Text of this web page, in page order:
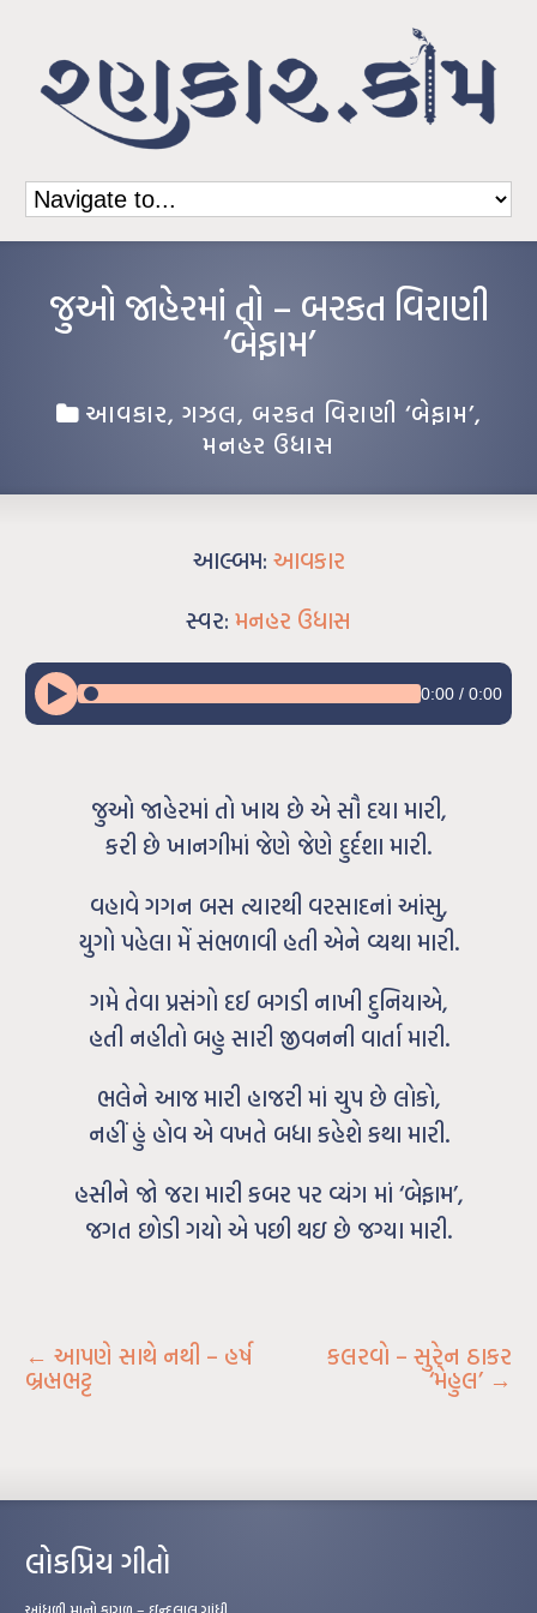
જુઓ જાહેરમાં તો – બરકત વિરાણી
‘બેફામ’
આવકાર, ગઝલ, બરકત વિરાણી ‘બેફામ’,
મનહર ઉધાસ
આલ્બમ: આવકાર
સ્વર: મનહર ઉધાસ
0:00/ 0:00
જુઓ જાહેરમાં તો ખાય છે એ સૌ દયા મારી,
કરી છે ખાનગીમાં જેણે જેણે દુર્દશા મારી.
વહાવે ગગન બસ ત્યારથી વરસાદનાં આંસુ,
યુગો પહેલા મેં સંભળાવી હતી એને વ્યથા મારી.
ગમે તેવા પ્રસંગો દઈ બગડી નાખી દુનિયાએ,
હતી નહીતો બહુ સારી જીવનની વાર્તા મારી.
ભલેને આજ મારી હાજરી માં ચુપ છે લોકો,
નહીં હું હોવ એ વખતે બધા કહેશે કથા મારી.
હસીને જો જરા મારી કબર પર વ્યંગ માં ‘બેફામ’,
જગત છોડી ગયો એ પછી થઇ છે જગ્યા મારી.
← આપણે સાથે નથી – હર્ષ
બ્રહ્મભટ્ટ
કલરવો – સુરેન ઠાકર
‘મેહુલ’ →
લોકપ્રિય ગીતો